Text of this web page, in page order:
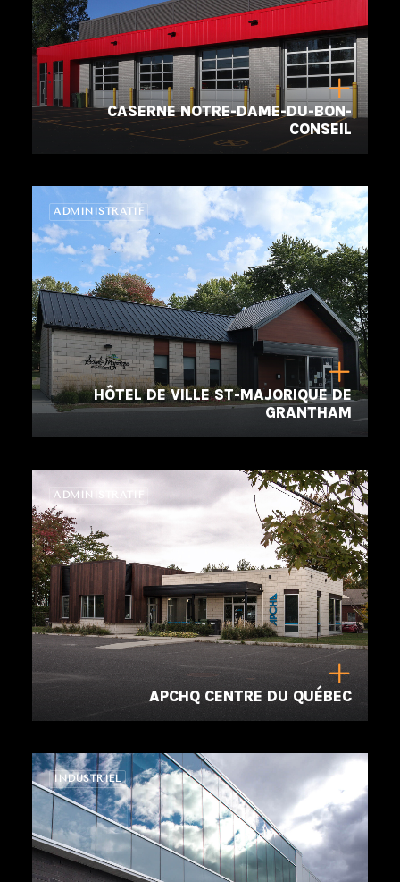
CASERNE NOTRE-DAME-DU-BON-
CONSEIL
ADMINISTRATIF
HÔTEL DE VILLE ST-MAJORIQUE DE
GRANTHAM
ADMINISTRATIF
APCHQ CENTRE DU QUÉBEC
INDUSTRIEL